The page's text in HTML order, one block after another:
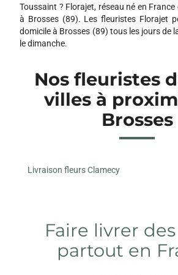
Toussaint ? Florajet, réseau né en
à Brosses (89). Les fleuristes Florajet
domicile à Brosses (89) tous les jours de
le dimanche.
Nos fleuristes
villes à
Brosses
Livraison fleurs Clamecy
Faire livrer
partout en